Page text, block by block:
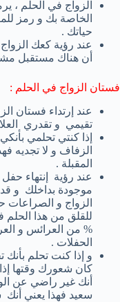
الزواج في الحلم ،
الخاصة بك و رمز
حياتك .
عند رؤية كعك
أن هناك مستقبل
فستان الزواج في الحلم :
عند إرتداء فستان
تقيمي و تقدري
إذا كنتي تحلمي
الزفاف و لا تجديه
المقبلة .
عند رؤية إنتهاء
موجودة بداخلك و
الزواج و
% من العرائس و
الحفلات .
و إذا كنت تحلم
كان شعورك وقتها
أنك غير راضي عن
سعيد فهذا يعني